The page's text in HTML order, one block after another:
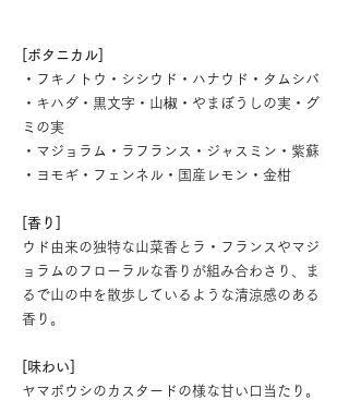
[ボタニカル]
・フキノトウ・シシウド・ハナウド・タムシバ
・キハダ・黒文字・山椒・やまぼうしの実・グ
ミの実
・マジョラム・ラフランス・ジャスミン・紫蘇
・ヨモギ・フェンネル・国産レモン・金柑
[香り]
ウド由来の独特な山菜香とラ・フランスやマジ
ョラムのフローラルな香りが組み合わさり、ま
るで山の中を散歩しているような清涼感のある
香り。
[味わい]
ヤマボウシのカスタードの様な甘い口当たり。